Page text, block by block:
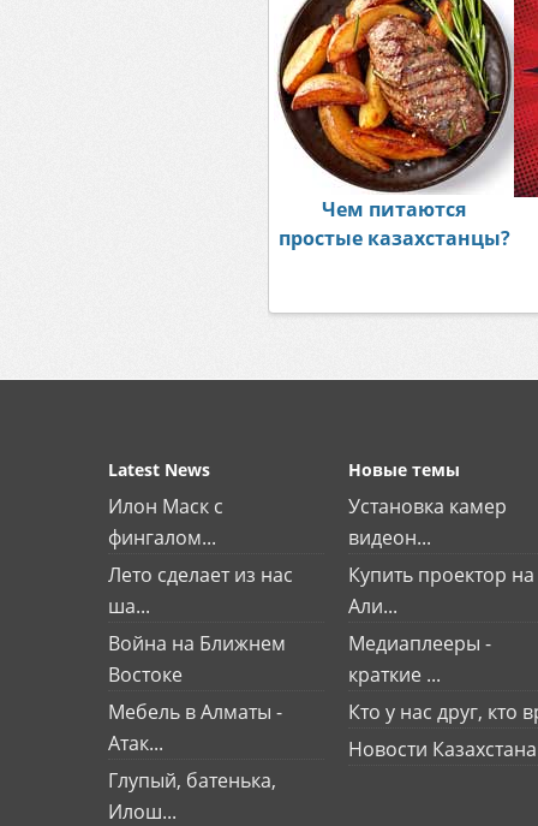
Чем питаются
простые казахстанцы?
Latest News
Илон Маск с
фингалом...
Лето сделает из нас
ша...
Война на Ближнем
Востоке
Мебель в Алматы -
Атак...
Глупый, батенька,
Илош...
Новые темы
Установка камер
видеон...
Купить проектор на
Али...
Медиаплееры -
краткие ...
Кто у нас друг, кто
Новости Казахстана